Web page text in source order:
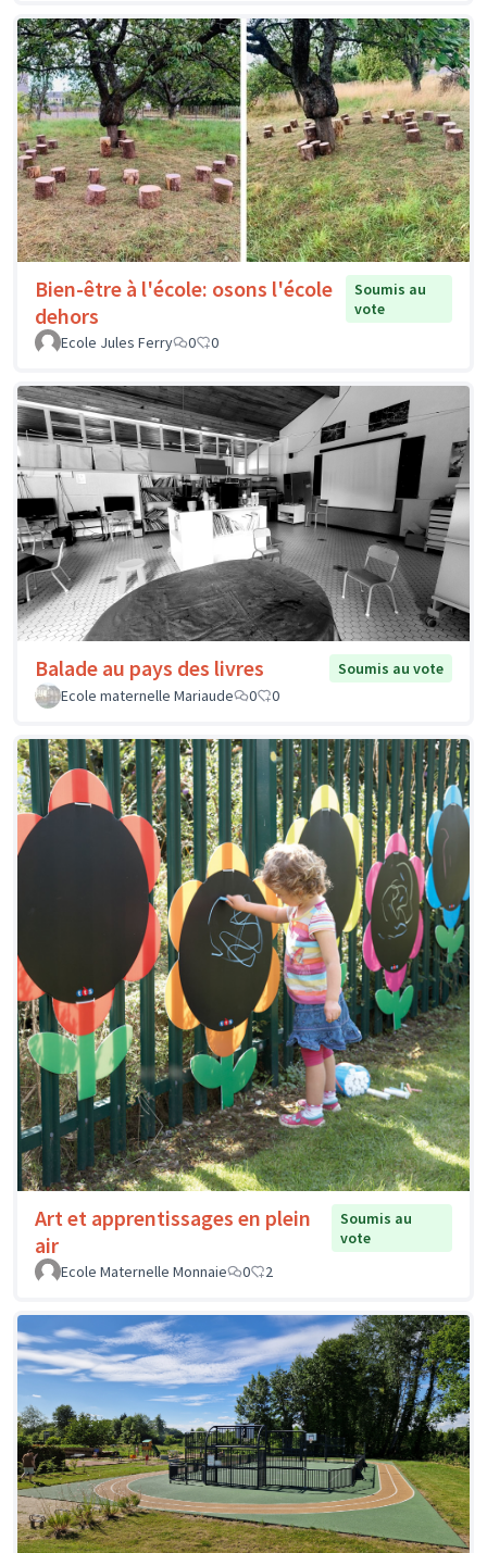
Bien-être à l'école: osons l'école
dehors
Soumis au
vote
Ecole Jules Ferry
0 0
Balade au pays des livres
Soumis au vote
Ecole maternelle Mariaude
0 0
Art et apprentissages en plein
air
Soumis au
vote
Ecole Maternelle Monnaie
0 2